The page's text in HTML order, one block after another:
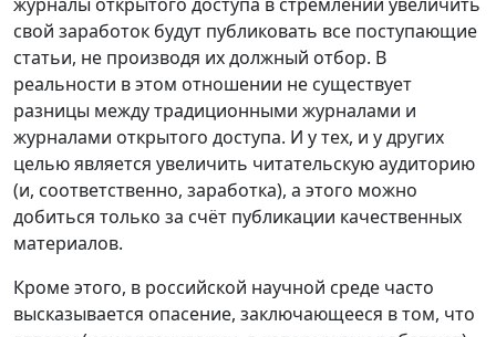
свой заработок будут публиковать все поступающие
статьи, не производя их должный отбор. В
реальности в этом отношении не существует
разницы между традиционными журналами и
журналами открытого доступа. И у тех, и у других
целью является увеличить читательскую аудиторию
(и, соответственно, заработка), а этого можно
добиться только за счёт публикации качественных
материалов.
Кроме этого, в российской научной среде часто
высказывается опасение, заключающееся в том, что